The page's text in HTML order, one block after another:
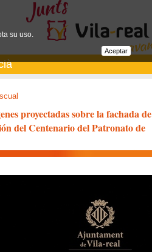
proyectadas sobre la fachada de
del Centenario del Patronato de
su uso.
Aceptar